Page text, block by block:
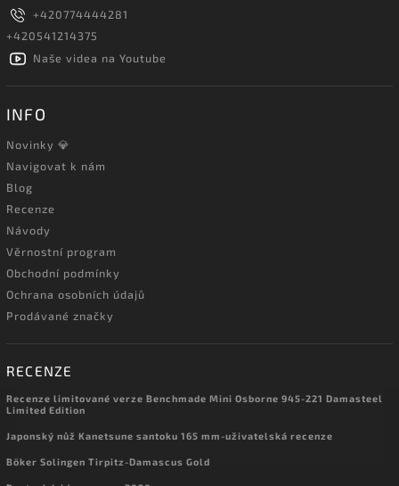
+420774444281
+420541214375
Naše videa na Youtube
INFO
Novinky 💎
Navigovat k nám
Blog
Recenze
Návody
Věrnostní program
Obchodní podmínky
Ochrana osobních údajů
Prodávané značky
RECENZE
Recenze limitované verze Benchmade Mini Osborne 945-221 Damasteel
Limited Edition
Japonský nůž Kanetsune santoku 165 mm-uživatelská recenze
Böker Solingen Tirpitz-Damascus Gold